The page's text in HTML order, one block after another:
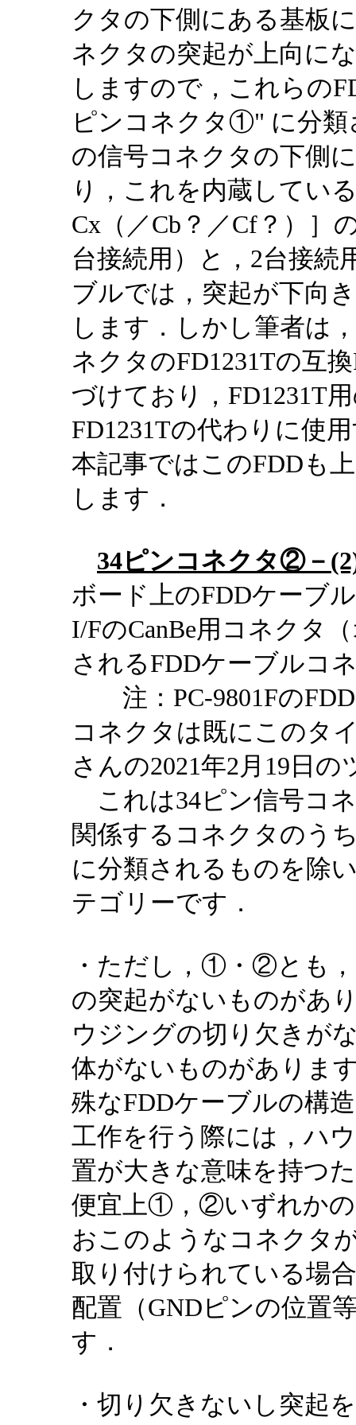
クタの下側にある基板
ネクタの突起が上向に
しますので，これらの
ピンコネクタ①" に分類
の信号コネクタの下側
り，これを内蔵してい
Cx（／Cb？／Cf？）］
台接続用）と，2台接続
ブルでは，突起が下向
します．しかし筆者は
ネクタのFD1231Tの互
づけており，FD1231T
FD1231Tの代わりに使
本記事ではこのFDDも
します．
34ピンコネクタ②－
ボード上のFDDケーブ
I/FのCanBe用コネクタ
されるFDDケーブルコ
注：PC-9801FのFDD
コネクタは既にこのタ
さんの2021年2月19日の
これは34ピン信号コ
関係するコネクタのう
に分類されるものを除
テゴリーです．
・ただし，①・②とも
の突起がないものがあ
ウジングの切り欠きが
体がないものがありま
殊なFDDケーブルの構
工作を行う際には，ハ
置が大きな意味を持つ
便宜上①，②いずれかの
おこのようなコネクタ
取り付けられている場
配置（GNDピンの位置
す．
・切り欠きないし突起